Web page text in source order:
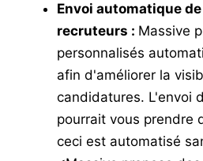
Envoi automatique
recruteurs : Massive
personnalisés
afin d'améliorer la
candidatures. L'envoi
pourrait vous prendre
ceci est automatisé